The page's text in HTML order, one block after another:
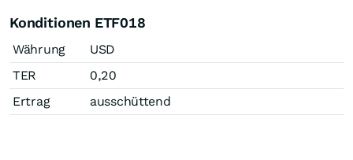
Konditionen ETF018
Währung
USD
TER
0,20
Ertrag
ausschüttend